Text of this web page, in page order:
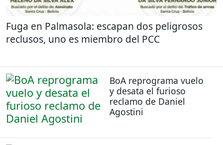
Fuga en Palmasola: escapan dos peligrosos
reclusos, uno es miembro del PCC
BoA reprograma vuelo
y desata el furioso
reclamo de Daniel
Agostini